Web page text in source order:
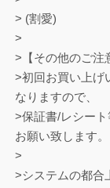
> (割愛)
>
>【その他のご注
>初回お買い上げ
なりますので、
>保証書/レシー
お願い致します。
>
>システムの都合